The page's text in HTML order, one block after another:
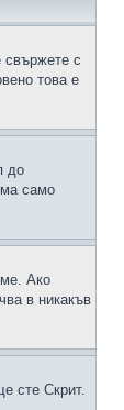
свържете с
това е
до
само
Ако
в никакъв
сте Скрит.